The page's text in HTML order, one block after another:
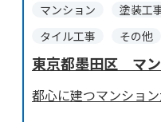
マンション 塗装工
タイル工事
その他
東京都墨田区 マ
都心に建つマンショ